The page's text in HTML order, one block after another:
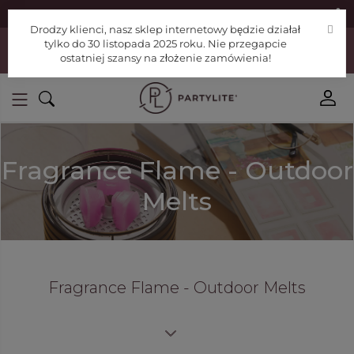
|
Drodzy klienci, nasz sklep internetowy będzie działał tylko do 30
listopada 2025 roku. Nie przegapcie ostatniej szansy na złożenie
zamówienia!
Fragrance Flame - Outdoor
Melts
Fragrance Flame - Outdoor Melts
Drodzy klienci, nasz sklep internetowy będzie działał
tylko do 30 listopada 2025 roku. Nie przegapcie
ostatniej szansy na złożenie zamówienia!